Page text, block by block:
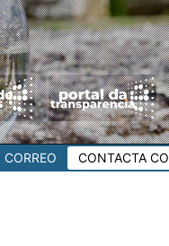
CORREO CONTACTA